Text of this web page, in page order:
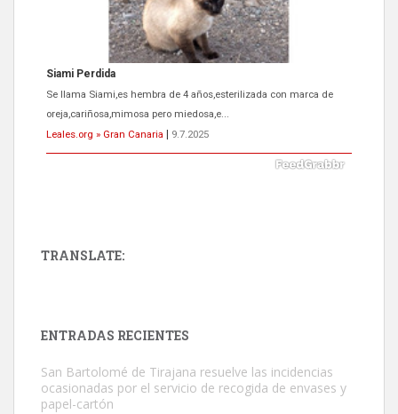
Siami Perdida
Se llama Siami,es hembra de 4 años,esterilizada con marca de
oreja,cariñosa,mimosa pero miedosa,e...
Leales.org » Gran Canaria
9.7.2025
Leales.org » Gran Canaria | 9.7.2025
TRANSLATE:
ENTRADAS RECIENTES
San Bartolomé de Tirajana resuelve las incidencias
ocasionadas por el servicio de recogida de envases y
papel-cartón